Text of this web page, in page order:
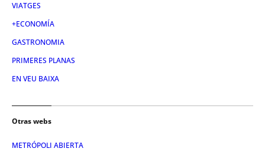
VIATGES
+ECONOMÍA
GASTRONOMIA
PRIMERES PLANAS
EN VEU BAIXA
Otras webs
METRÓPOLI ABIERTA